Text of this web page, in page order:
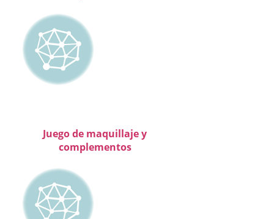
Juego de maquillaje y
complementos